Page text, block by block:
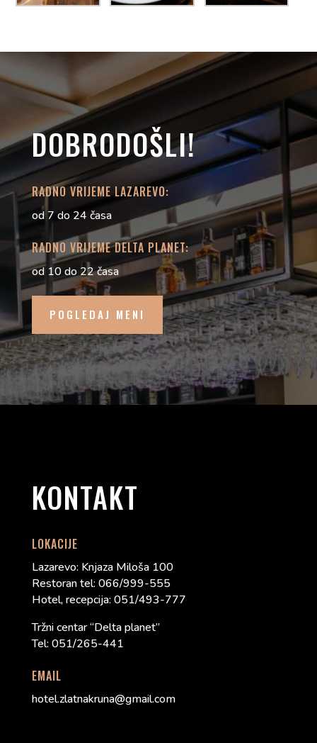
DOBRODOŠLI!
RADNO VRIJEME LAZAREVO:
od 7 do 24 časa
RADNO VRIJEME DELTA PLANET:
od 10 do 22 časa
POGLEDAJ MENI
KONTAKT
LOKACIJE
Lazarevo: Knjaza Miloša 100
Restoran tel: 066/999-555
Hotel, recepcija: 051/493-777
Tržni centar “Delta planet”
Tel: 051/265-441
EMAIL
hotel.zlatnakruna@gmail.com